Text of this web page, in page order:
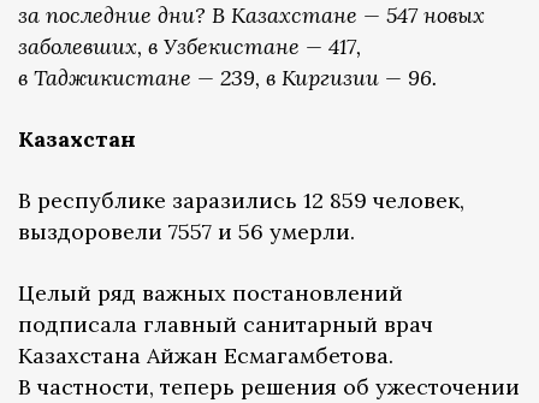
за последние дни? В Казахстане — 547 новых
заболевших, в Узбекистане — 417,
в Таджикистане — 239, в Киргизии — 96.
Казахстан
В республике заразились 12 859 человек,
выздоровели 7557 и 56 умерли.
Целый ряд важных постановлений
подписала главный санитарный врач
Казахстана Айжан Есмагамбетова.
В частности, теперь решения об ужесточении